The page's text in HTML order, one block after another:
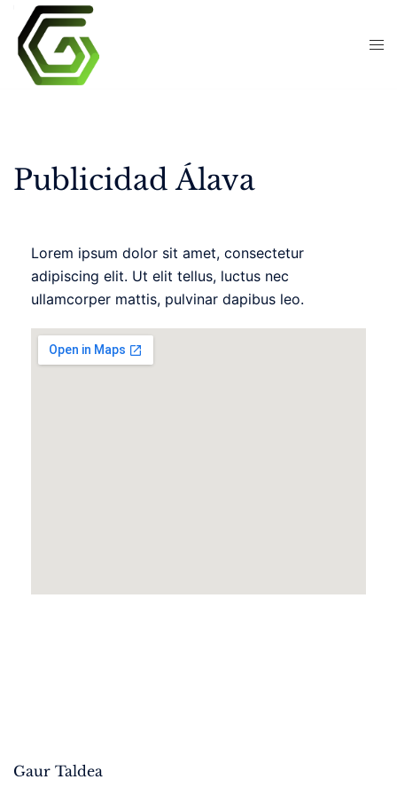
Publicidad Álava
Lorem ipsum dolor sit amet, consectetur
adipiscing elit. Ut elit tellus, luctus nec
ullamcorper mattis, pulvinar dapibus leo.
Gaur Taldea